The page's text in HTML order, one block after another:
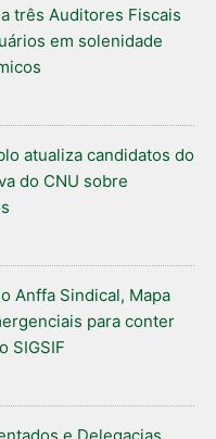
três Auditores Fiscais
em solenidade
atualiza candidatos do
do CNU sobre
Anffa Sindical, Mapa
para conter
SIGSIF
e Delegacias